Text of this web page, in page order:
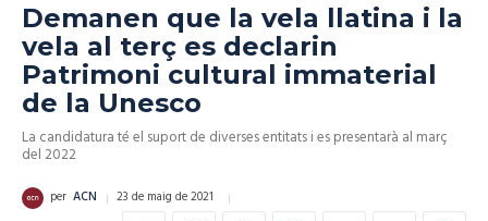
Demanen que la vela llatina i la
vela al terç es declarin
Patrimoni cultural immaterial
de la Unesco
La candidatura té el suport de diverses entitats i es presentarà al març
del 2022
per ACN 23 de maig de 2021